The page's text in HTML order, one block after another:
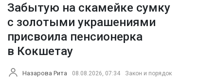
Забытую на скамейке сумку
с золотыми украшениями
присвоила пенсионерка
в Кокшетау
Назарова Рита 08.08.2026, 07:34 Закон и порядок